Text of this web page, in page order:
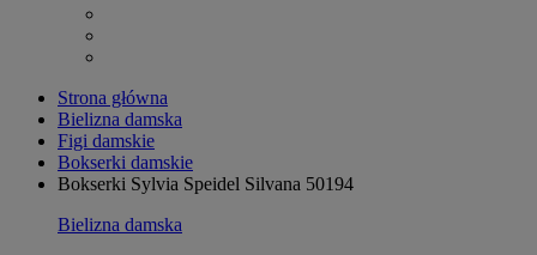
Strona główna
Bielizna damska
Figi damskie
Bokserki damskie
Bokserki Sylvia Speidel Silvana 50194
Bielizna damska